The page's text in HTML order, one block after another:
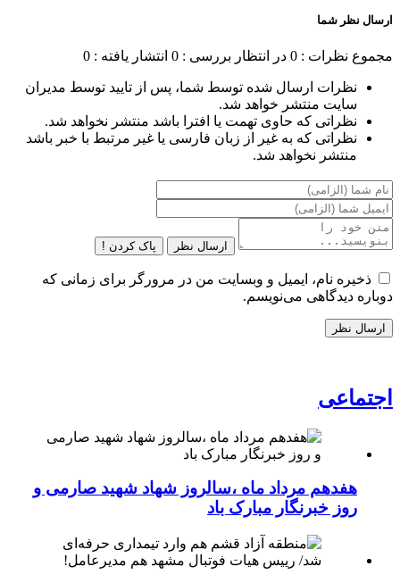
ارسال نظر شما
مجموع نظرات : 0 در انتظار بررسی : 0 انتشار یافته : 0
نظرات ارسال شده توسط شما، پس از تایید توسط مدیران
سایت منتشر خواهد شد.
نظراتی که حاوی تهمت یا افترا باشد منتشر نخواهد شد.
نظراتی که به غیر از زبان فارسی یا غیر مرتبط با خبر باشد
منتشر نخواهد شد.
ارسال نظر پاک کردن !
ذخیره نام، ایمیل و وبسایت من در مرورگر برای زمانی که
دوباره دیدگاهی می‌نویسم.
اجتماعی
هفدهم مرداد ماه ،سالروز شهاد شهید صارمی و
روز خبرنگار مبارک باد